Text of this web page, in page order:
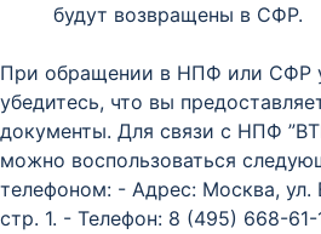
будут возвращены в СФР.
При обращении в НПФ или СФР
убедитесь, что вы
документы. Для связи с НПФ
можно воспользоваться
телефоном: - Адрес: Москва, ул.
стр. 1. - Телефон: 8 (495) 668-61-